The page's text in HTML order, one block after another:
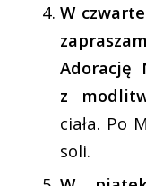
W
Adorację
z
ciała. Po
soli.